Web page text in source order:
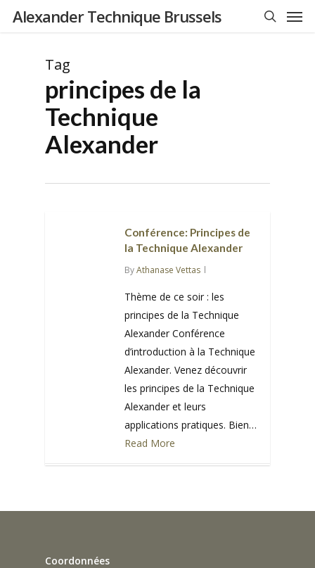
SkipAlexander Technique Brussels
Tag
principes de la
Technique
Alexander
Conférence: Principes de
la Technique Alexander
ByAthanase Vettas
Thème de ce soir : les
principes de la Technique
Alexander Conférence
d’introduction à la Technique
Alexander. Venez découvrir
les principes de la Technique
Alexander et leurs
applications pratiques. Bien…
Read More
Coordonnées